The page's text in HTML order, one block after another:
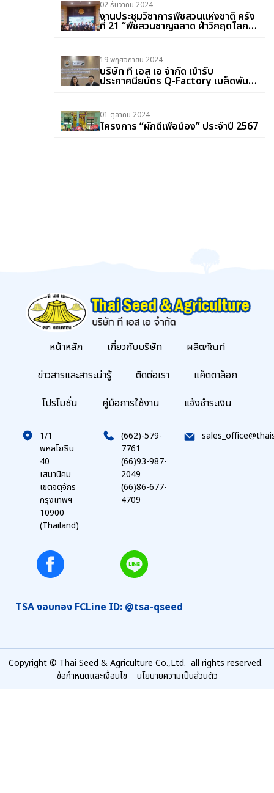
02 ธันวาคม 2024
งานประชุมวิชาการพืชสวนแห่งชาติ ครั้ง
ที่ 21 “พืชสวนชาญฉลาด ฝ่าวิกฤตโลก
รวน”
19 พฤศจิกายน 2024
บริษัท ที เอส เอ จำกัด เข้ารับ
ประกาศนียบัตร Q-Factory เมล็ดพันธุ์
ประจำปี 2567
01 ตุลาคม 2024
โครงการ “ผักดีเพื่อน้อง” ประจำปี 2567
หน้าหลัก เกี่ยวกับบริษัท
ผลิตภัณฑ์
ข่าวสารและสาระน่ารู้
ติดต่อเรา
แค็ตตาล็อก
โปรโมชั่น
คู่มือการใช้งาน แจ้งชำระเงิน
1/1
พหลโยธิน
40
เสนานิคม
เขตจตุจักร
กรุงเทพฯ
10900
(Thailand)
(662)-579-
7761
(66)93-987-
2049
(66)86-677-
4709
TSA งอบทอง FCLine ID: @tsa-qseed
Copyright © Thai Seed & Agriculture Co.,Ltd. all rights reserved.
ข้อกำหนดและเงื่อนไข
นโยบายความเป็นส่วนตัว